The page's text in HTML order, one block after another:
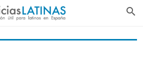
search